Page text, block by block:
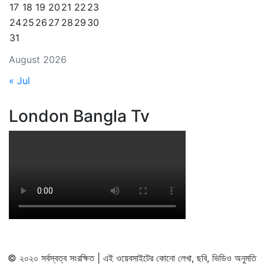
August 2026
17 18 19 20 21 22 23
2425 26 27 28 29 30
31
« Jul
London Bangla Tv
© ২০২০ সর্বস্বত্ব সংরক্ষিত | এই ওয়েবসাইটের কোনো লেখা, ছবি, ভিডিও অনুমতি